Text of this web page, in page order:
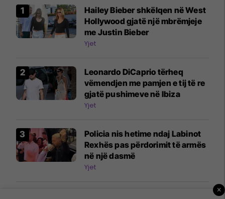
Hailey Bieber shkëlqen në West
Hollywood gjatë një mbrëmjeje
me Justin Bieber
Yjet
Leonardo DiCaprio tërheq
vëmendjen me pamjen e tij të re
gjatë pushimeve në Ibiza
Yjet
Policia nis hetime ndaj Labinot
Rexhës pas përdorimit të armës
në një dasmë
Yjet
×